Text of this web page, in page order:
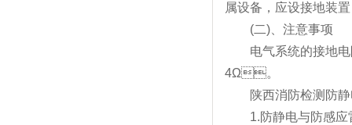
属设备，应设接地
(二)、注意事项
电气系统的接地电
4Ω。
陕西消防检测防静
1.防静电与防感